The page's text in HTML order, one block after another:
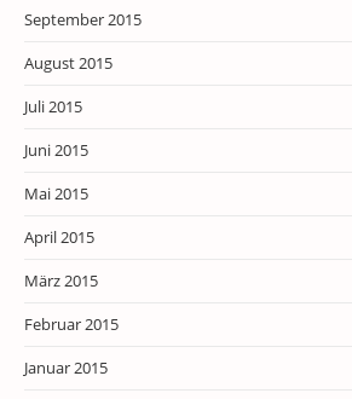
September 2015
August 2015
Juli 2015
Juni 2015
Mai 2015
April 2015
März 2015
Februar 2015
Januar 2015